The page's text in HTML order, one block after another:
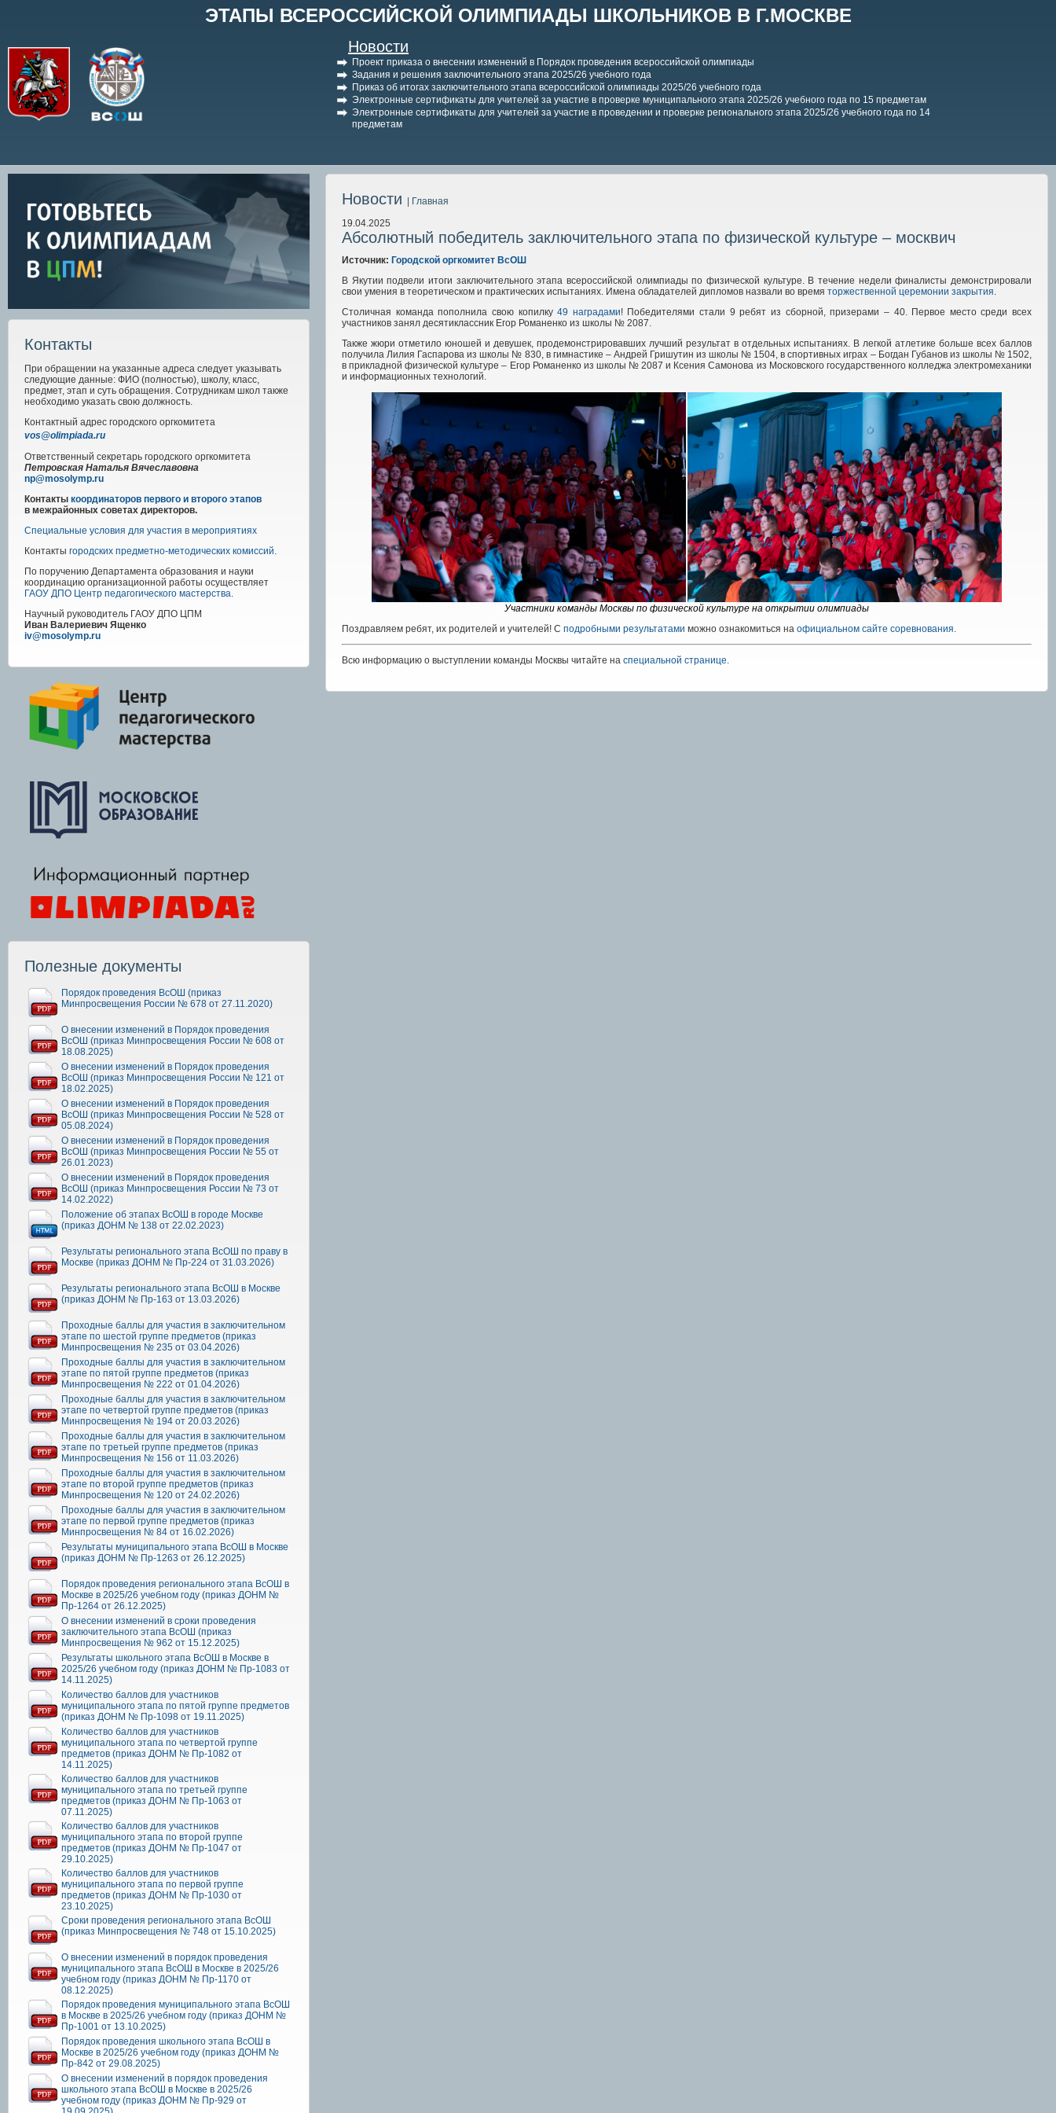
ЭТАПЫ ВСЕРОССИЙСКОЙ ОЛИМПИАДЫ ШКОЛЬНИКОВ В Г.МОСКВЕ
Новости
Проект приказа о внесении изменений в Порядок проведения всероссийской олимпиады
Задания и решения заключительного этапа 2025/26 учебного года
Приказ об итогах заключительного этапа всероссийской олимпиады 2025/26 учебного года
Электронные сертификаты для учителей за участие в проверке муниципального этапа 2025/26 учебного года по 15 предметам
Электронные сертификаты для учителей за участие в проведении и проверке регионального этапа 2025/26 учебного года по 14
предметам
Контакты
При обращении на указанные адреса следует указывать
следующие данные: ФИО (полностью), школу, класс,
предмет, этап и суть обращения. Сотрудникам школ также
необходимо указать свою должность.
Контактный адрес городского оргкомитета
vos@olimpiada.ru
Ответственный секретарь городского оргкомитета
Петровская Наталья Вячеславовна
np@mosolymp.ru
Контакты координаторов первого и второго этапов
в межрайонных советах директоров.
Специальные условия для участия в мероприятиях
Контакты городских предметно-методических комиссий.
По поручению Департамента образования и науки
координацию организационной работы осуществляет
ГАОУ ДПО Центр педагогического мастерства.
Научный руководитель ГАОУ ДПО ЦПМ
Иван Валериевич Ященко
iv@mosolymp.ru
Полезные документы
Порядок проведения ВсОШ (приказ
Минпросвещения России № 678 от 27.11.2020)
О внесении изменений в Порядок проведения
ВсОШ (приказ Минпросвещения России № 608 от
18.08.2025)
О внесении изменений в Порядок проведения
ВсОШ (приказ Минпросвещения России № 121 от
18.02.2025)
О внесении изменений в Порядок проведения
ВсОШ (приказ Минпросвещения России № 528 от
05.08.2024)
О внесении изменений в Порядок проведения
ВсОШ (приказ Минпросвещения России № 55 от
26.01.2023)
О внесении изменений в Порядок проведения
ВсОШ (приказ Минпросвещения России № 73 от
14.02.2022)
Положение об этапах ВсОШ в городе Москве
(приказ ДОНМ № 138 от 22.02.2023)
Результаты регионального этапа ВсОШ по праву в
Москве (приказ ДОНМ № Пр-224 от 31.03.2026)
Результаты регионального этапа ВсОШ в Москве
(приказ ДОНМ № Пр-163 от 13.03.2026)
Проходные баллы для участия в заключительном
этапе по шестой группе предметов (приказ
Минпросвещения № 235 от 03.04.2026)
Проходные баллы для участия в заключительном
этапе по пятой группе предметов (приказ
Минпросвещения № 222 от 01.04.2026)
Проходные баллы для участия в заключительном
этапе по четвертой группе предметов (приказ
Минпросвещения № 194 от 20.03.2026)
Проходные баллы для участия в заключительном
этапе по третьей группе предметов (приказ
Минпросвещения № 156 от 11.03.2026)
Проходные баллы для участия в заключительном
этапе по второй группе предметов (приказ
Минпросвещения № 120 от 24.02.2026)
Проходные баллы для участия в заключительном
этапе по первой группе предметов (приказ
Минпросвещения № 84 от 16.02.2026)
Результаты муниципального этапа ВсОШ в Москве
(приказ ДОНМ № Пр-1263 от 26.12.2025)
Порядок проведения регионального этапа ВсОШ в
Москве в 2025/26 учебном году (приказ ДОНМ №
Пр-1264 от 26.12.2025)
О внесении изменений в сроки проведения
заключительного этапа ВсОШ (приказ
Минпросвещения № 962 от 15.12.2025)
Результаты школьного этапа ВсОШ в Москве в
2025/26 учебном году (приказ ДОНМ № Пр-1083 от
14.11.2025)
Количество баллов для участников
муниципального этапа по пятой группе предметов
(приказ ДОНМ № Пр-1098 от 19.11.2025)
Количество баллов для участников
муниципального этапа по четвертой группе
предметов (приказ ДОНМ № Пр-1082 от
14.11.2025)
Количество баллов для участников
муниципального этапа по третьей группе
предметов (приказ ДОНМ № Пр-1063 от
07.11.2025)
Количество баллов для участников
муниципального этапа по второй группе
предметов (приказ ДОНМ № Пр-1047 от
29.10.2025)
Количество баллов для участников
муниципального этапа по первой группе
предметов (приказ ДОНМ № Пр-1030 от
23.10.2025)
Сроки проведения регионального этапа ВсОШ
(приказ Минпросвещения № 748 от 15.10.2025)
О внесении изменений в порядок проведения
муниципального этапа ВсОШ в Москве в 2025/26
учебном году (приказ ДОНМ № Пр-1170 от
08.12.2025)
Порядок проведения муниципального этапа ВсОШ
в Москве в 2025/26 учебном году (приказ ДОНМ №
Пр-1001 от 13.10.2025)
Порядок проведения школьного этапа ВсОШ в
Москве в 2025/26 учебном году (приказ ДОНМ №
Пр-842 от 29.08.2025)
О внесении изменений в порядок проведения
школьного этапа ВсОШ в Москве в 2025/26
учебном году (приказ ДОНМ № Пр-929 от
Новости
| Главная
19.04.2025
Абсолютный победитель заключительного этапа по физической культуре – москвич
Источник: Городской оргкомитет ВсОШ
В Якутии подвели итоги заключительного этапа всероссийской олимпиады по физической культуре. В течение недели финалисты демонстрировали
свои умения в теоретическом и практических испытаниях. Имена обладателей дипломов назвали во время торжественной церемонии закрытия.
Столичная команда пополнила свою копилку49 наградами! Победителями стали 9 ребят из сборной, призерами – 40. Первое место среди всех
участников занял десятиклассник Егор Романенко из школы № 2087.
Также жюри отметило юношей и девушек, продемонстрировавших лучший результат в отдельных испытаниях. В легкой атлетике больше всех баллов
получила Лилия Гаспарова из школы № 830, в гимнастике – Андрей Гришутин из школы № 1504, в спортивных играх – Богдан Губанов из школы № 1502,
в прикладной физической культуре – Егор Романенко из школы № 2087 и Ксения Самонова из Московского государственного колледжа электромеханики
и информационных технологий.
Участники команды Москвы по физической культуре на открытии олимпиады
Поздравляем ребят, их родителей и учителей! С подробными результатами можно ознакомиться на официальном сайте соревнования.
Всю информацию о выступлении команды Москвы читайте на специальной странице.